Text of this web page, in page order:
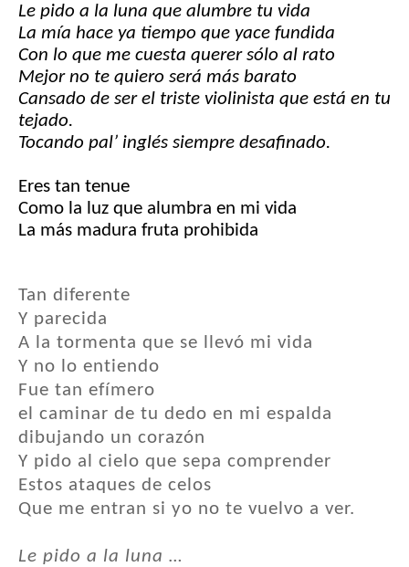
Le pido a la luna que alumbre tu vida
La mía hace ya tiempo que yace fundida
Con lo que me cuesta querer sólo al rato
Mejor no te quiero será más barato
Cansado de ser el triste violinista que está en tu
tejado.
Tocando pal’ inglés siempre desafinado.
Eres tan tenue
Como la luz que alumbra en mi vida
La más madura fruta prohibida
Tan diferente
Y parecida
A la tormenta que se llevó mi vida
Y no lo entiendo
Fue tan efímero
el caminar de tu dedo en mi espalda
dibujando un corazón
Y pido al cielo que sepa comprender
Estos ataques de celos
Que me entran si yo no te vuelvo a ver.
Le pido a la luna …